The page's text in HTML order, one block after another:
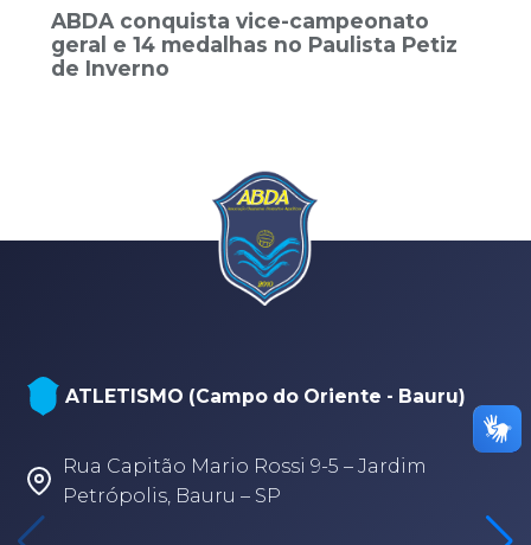
ABDA conquista vice-campeonato
geral e 14 medalhas no Paulista Petiz
de Inverno
ATLETISMO (Campo do Oriente - Bauru)
Rua Capitão Mario Rossi 9-5 – Jardim
Petrópolis, Bauru – SP